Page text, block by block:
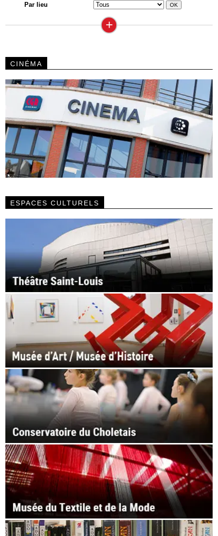
Par lieu
+
CINÉMA
ESPACES CULTURELS